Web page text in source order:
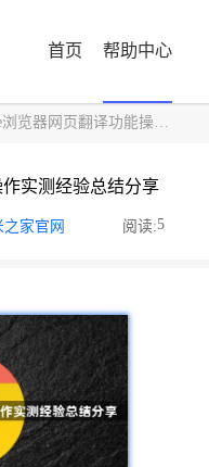
首页 帮助中心
网页翻译功能操作实测经验总结分享
实测经验总结分享
之家官网 阅读:5